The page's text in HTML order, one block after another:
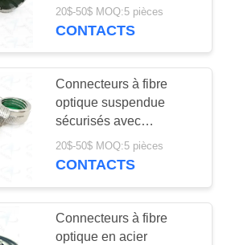
cycles d'accouplement
de durabilité du
20$-50$ MOQ:5 pièces
CONTACTS
Connecteurs à fibre
optique suspendue
sécurisés avec
terminaison de soudure
et montés dans un
20$-50$ MOQ:5 pièces
CONTACTS
Connecteurs à fibre
optique en acier